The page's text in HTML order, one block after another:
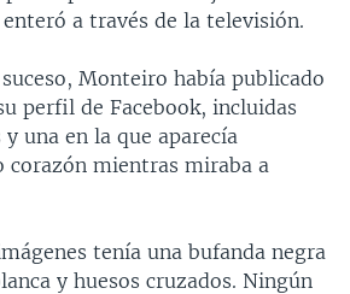
a través de la televisión.
Monteiro había publicado
perfil de Facebook, incluidas
una en la que aparecía
corazón mientras miraba a
tenía una bufanda negra
y huesos cruzados. Ningún